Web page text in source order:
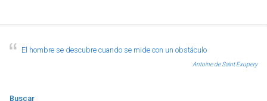
El hombre se descubre cuando se mide con un obstáculo
Antoine de Saint Exupery
Buscar